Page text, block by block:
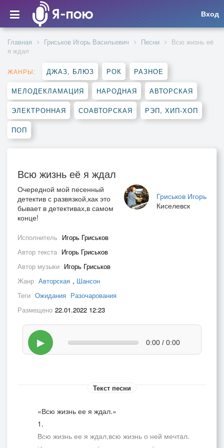
Вход
Главная Гриськов Игорь Васильевич Песни
Всю жизнь её
я ждал
ЖАНРЫ: ДЖАЗ, БЛЮЗ РОК РАЗНОЕ
МЕЛОДЕКЛАМАЦИЯ НАРОДНАЯ АВТОРСКАЯ
ЭЛЕКТРОННАЯ СОАВТОРСКАЯ РЭП, ХИП-ХОП
ПОП
Всю жизнь её я ждал
Гриськов Игорь
Киселевск
Очередной мой песенный
детектив с развязкой,как это
бывает в детективах,в самом
конце!
Исполнитель Игорь Гриськов
Автор текста Игорь Гриськов
Автор музыки Игорь Гриськов
Жанр Авторская , Шансон
Теги Ожидания Разочарования
Размещено 22.01.2022 12:23
▶ 0:00 / 0:00
Текст песни
«Всю жизнь ее я ждал.»
1.
Всю жизнь ее я ждал,всю жизнь о ней мечтал.